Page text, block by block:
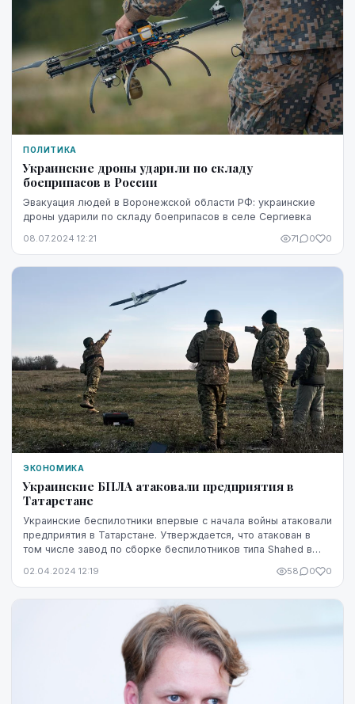
ПОЛИТИКА
Украинские дроны ударили по складу
боеприпасов в России
Эвакуация людей в Воронежской области РФ: украинские
дроны ударили по складу боеприпасов в селе Сергиевка
08.07.2024 12:21 71 0 0
ЭКОНОМИКА
Украинские БПЛА атаковали предприятия в
Татарстане
Украинские беспилотники впервые с начала войны атаковали
предприятия в Татарстане. Утверждается, что атакован в
том числе завод по сборке беспилотников типа Shahed в
02.04.2024 12:19 58 0 0